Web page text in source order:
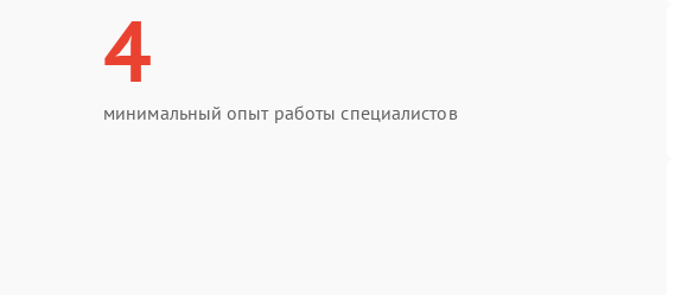
4
минимальный опыт работы специалистов